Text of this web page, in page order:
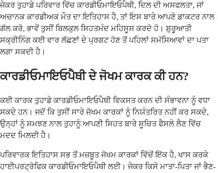
ਜੇਕਰ ਤੁਹਾਡੇ ਪਰਿਵਾਰ ਵਿੱਚ ਕਾਰਡੀਓਮਾਇਓਪੈਥੀ, ਦਿਲ ਦੀ ਅਸਫਲਤਾ, ਜਾਂ
ਅਚਾਨਕ ਕਾਰਡੀਅਕ ਮੌਤ ਦਾ ਇਤਿਹਾਸ ਹੈ, ਤਾਂ ਇਸ ਬਾਰੇ ਆਪਣੇ ਡਾਕਟਰ ਨਾਲ
ਗੱਲ ਕਰੋ, ਭਾਵੇਂ ਤੁਸੀਂ ਬਿਲਕੁਲ ਸਿਹਤਮੰਦ ਮਹਿਸੂਸ ਕਰਦੇ ਹੋ। ਸ਼ੁਰੂਆਤੀ
ਸਕ੍ਰੀਨਿੰਗ ਕਈ ਵਾਰ ਲੱਛਣਾਂ ਦੇ ਪ੍ਰਗਟ ਹੋਣ ਤੋਂ ਪਹਿਲਾਂ ਸਮੱਸਿਆਵਾਂ ਦਾ ਪਤਾ
ਲਗਾ ਸਕਦੀ ਹੈ।
ਕਾਰਡੀਓਮਾਇਓਪੈਥੀ ਦੇ ਜੋਖਮ ਕਾਰਕ ਕੀ ਹਨ?
ਕਈ ਕਾਰਕ ਤੁਹਾਡੇ ਕਾਰਡੀਓਮਾਇਓਪੈਥੀ ਵਿਕਸਤ ਕਰਨ ਦੀ ਸੰਭਾਵਨਾ ਨੂੰ ਵਧਾ
ਸਕਦੇ ਹਨ। ਜਦੋਂ ਕਿ ਤੁਸੀਂ ਸਾਰੇ ਜੋਖਮ ਕਾਰਕਾਂ ਨੂੰ ਨਿਯੰਤਰਿਤ ਨਹੀਂ ਕਰ ਸਕਦੇ,
ਉਨ੍ਹਾਂ ਨੂੰ ਸਮਝਣ ਨਾਲ ਤੁਹਾਨੂੰ ਆਪਣੀ ਸਿਹਤ ਬਾਰੇ ਸੂਚਿਤ ਫੈਸਲੇ ਲੈਣ ਵਿੱਚ
ਮਦਦ ਮਿਲਦੀ ਹੈ।
ਪਰਿਵਾਰਕ ਇਤਿਹਾਸ ਸਭ ਤੋਂ ਮਜ਼ਬੂਤ ਜੋਖਮ ਕਾਰਕਾਂ ਵਿੱਚੋਂ ਇੱਕ ਹੈ, ਖਾਸ ਕਰਕੇ
ਹਾਈਪਰਟ੍ਰੋਫਿਕ ਕਾਰਡੀਓਮਾਇਓਪੈਥੀ ਲਈ। ਜੇਕਰ ਕਿਸੇ ਮਾਤਾ-ਪਿਤਾ ਜਾਂ ਭੈਣ-